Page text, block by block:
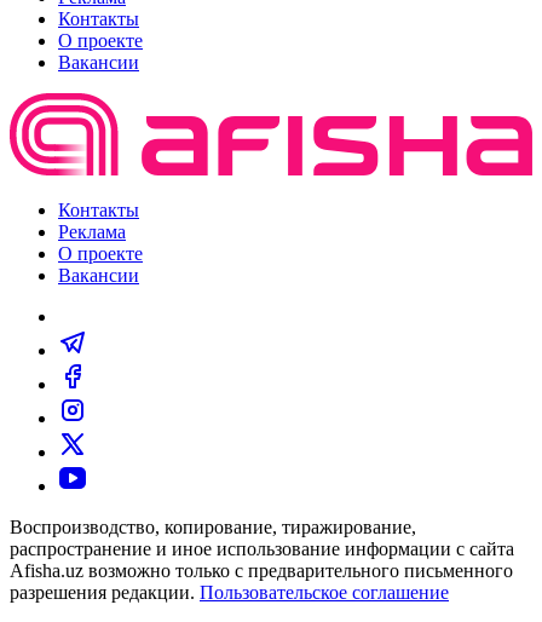
Контакты
О проекте
Вакансии
Контакты
Реклама
О проекте
Вакансии
Воспроизводство, копирование, тиражирование,
распространение и иное использование информации с сайта
Afisha.uz возможно только с предварительного письменного
разрешения редакции. Пользовательское соглашение